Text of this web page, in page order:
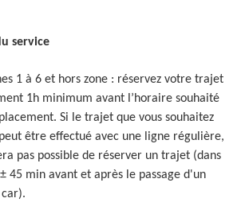
service
1 à 6 et hors zone : réservez votre trajet
1h minimum avant l’horaire souhaité
Si le trajet que vous souhaitez
être effectué avec une ligne régulière,
pas possible de réserver un trajet (dans
45 min avant et après le passage d'un